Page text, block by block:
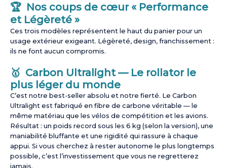
🏆 Nos coups de cœur « Performance
et Légèreté »
Ces trois modèles représentent le haut du panier pour un
usage extérieur exigeant. Légèreté, design, franchissement :
ils ne font aucun compromis.
🥇 Carbon Ultralight — Le rollator le
plus léger du monde
C’est notre best-seller absolu et notre fierté. Le Carbon
Ultralight est fabriqué en fibre de carbone véritable — le
même matériau que les vélos de compétition et les avions.
Résultat : un poids record sous les 6 kg (selon la version), une
maniabilité bluffante et une rigidité qui rassure à chaque
appui. Si vous cherchez à rester autonome le plus longtemps
possible, c’est l’investissement que vous ne regretterez
jamais.